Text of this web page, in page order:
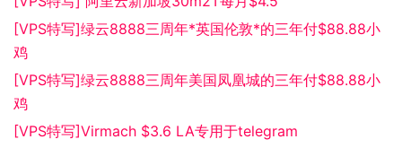
[VPS特写]绿云8888三周年*英国伦敦*的三年付$88.88小
鸡
[VPS特写]绿云8888三周年美国凤凰城的三年付$88.88小
鸡
[VPS特写]Virmach $3.6 LA专用于telegram